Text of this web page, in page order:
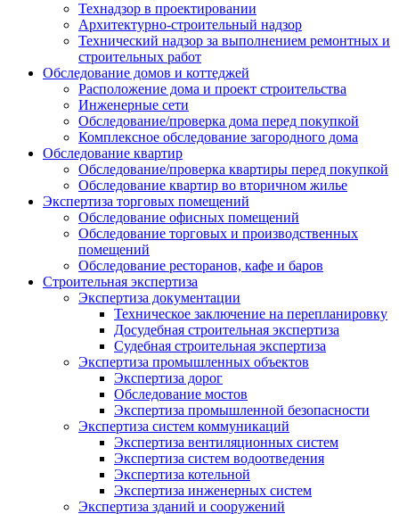
Технадзор в проектировании
Архитектурно-строительный надзор
Технический надзор за выполнением ремонтных и
строительных работ
Обследование домов и коттеджей
Расположение дома и проект строительства
Инженерные сети
Обследование/проверка дома перед покупкой
Комплексное обследование загородного дома
Обследование квартир
Обследование/проверка квартиры перед покупкой
Обследование квартир во вторичном жилье
Экспертиза торговых помещений
Обследование офисных помещений
Обследование торговых и производственных
помещений
Обследование ресторанов, кафе и баров
Строительная экспертиза
Экспертиза документации
Техническое заключение на перепланировку
Досудебная строительная экспертиза
Судебная строительная экспертиза
Экспертиза промышленных объектов
Экспертиза дорог
Обследование мостов
Экспертиза промышленной безопасности
Экспертиза систем коммуникаций
Экспертиза вентиляционных систем
Экспертиза систем водоотведения
Экспертиза котельной
Экспертиза инженерных систем
Экспертиза зданий и сооружений